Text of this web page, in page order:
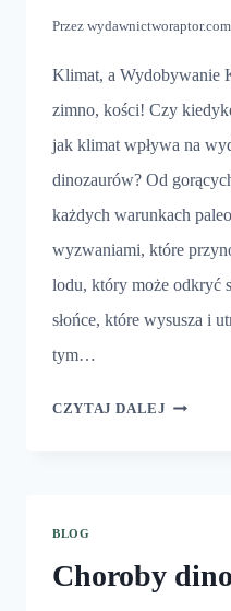
Przez
Klimat, a Wydobywanie
zimno, kości! Czy
jak klimat wpływa na
dinozaurów? Od
każdych warunkach
wyzwaniami, które
lodu, który może odkryć
słońce, które wysusza i
tym…
CZYTAJ DALEJ KLIMAT,
BLOG
Choroby